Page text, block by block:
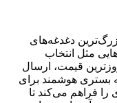
دغدغه‌های
مثل انتخاب
قیمت، ارسال
بستری هوشمند برای
را فراهم می‌کند تا